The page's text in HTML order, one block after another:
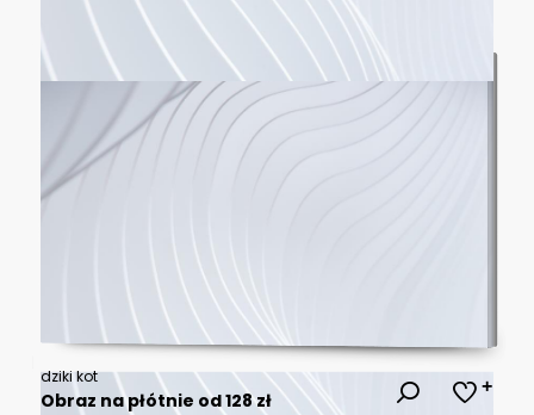
dziki kot
Obraz na płótnie od 128 zł